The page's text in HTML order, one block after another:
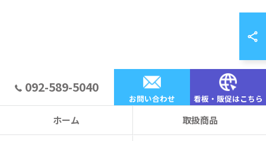
092-589-5040
お問い合わせ 看板・販促はこちら
ホーム 取扱商品